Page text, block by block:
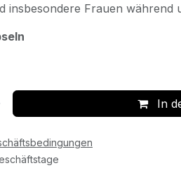
insbesondere Frauen während
In